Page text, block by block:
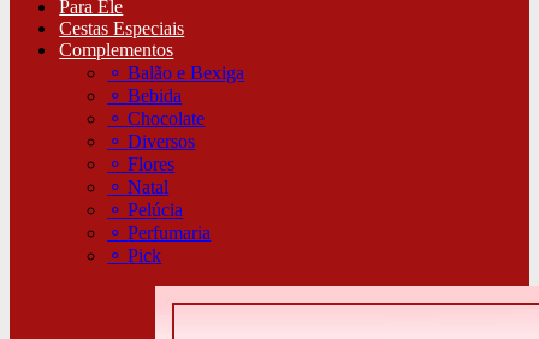
Para Ele
Cestas Especiais
Complementos
⚬Balão e Bexiga
⚬Bebida
⚬Chocolate
⚬Diversos
⚬Flores
⚬Natal
⚬Pelúcia
⚬Perfumaria
⚬Pick